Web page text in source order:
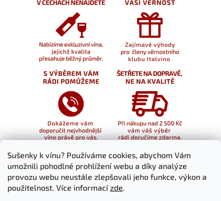
Sušenky k vínu? Používáme cookies, abychom Vám
umožnili pohodlné prohlížení webu a díky analýze
provozu webu neustále zlepšovali jeho funkce, výkon a
použitelnost. Více informacízde.